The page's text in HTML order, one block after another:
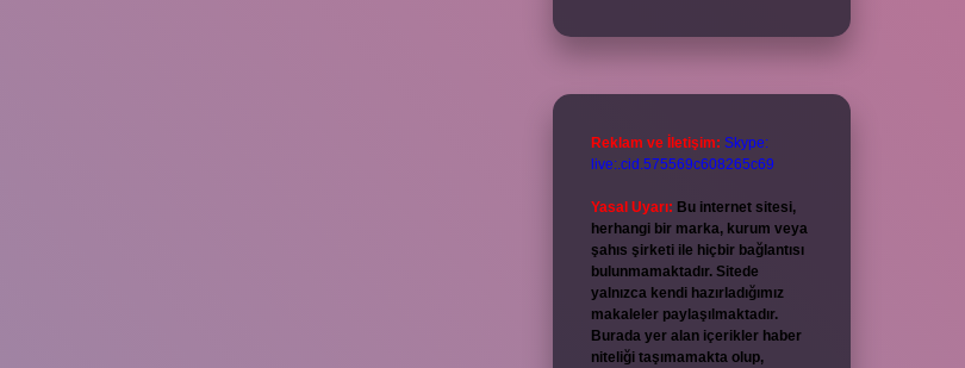
Reklam ve İletişim: Skype:
live:.cid.575569c608265c69
Yasal Uyarı: Bu internet sitesi,
herhangi bir marka, kurum veya
şahıs şirketi ile hiçbir bağlantısı
bulunmamaktadır. Sitede
yalnızca kendi hazırladığımız
makaleler paylaşılmaktadır.
Burada yer alan içerikler haber
niteliği taşımamakta olup,